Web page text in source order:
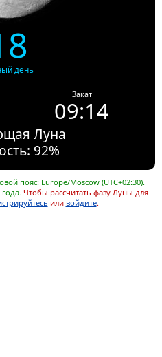
день
Закат
09:14
Луна
92%
пояс: Europe/Moscow (UTC+02:30).
Чтобы рассчитать фазу Луны для
или войдите.